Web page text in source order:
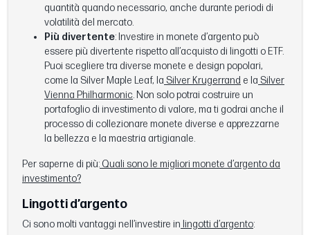
quantità quando necessario, anche durante periodi di
volatilità del mercato.
Più divertente: Investire in monete d’argento può
essere più divertente rispetto all’acquisto di lingotti o ETF.
Puoi scegliere tra diverse monete e design popolari,
come la Silver Maple Leaf, la Silver Krugerrand e la Silver
Vienna Philharmonic. Non solo potrai costruire un
portafoglio di investimento di valore, ma ti godrai anche il
processo di collezionare monete diverse e apprezzarne
la bellezza e la maestria artigianale.
Per saperne di più: Quali sono le migliori monete d’argento da
investimento?
Lingotti d’argento
Ci sono molti vantaggi nell’investire in lingotti d’argento: